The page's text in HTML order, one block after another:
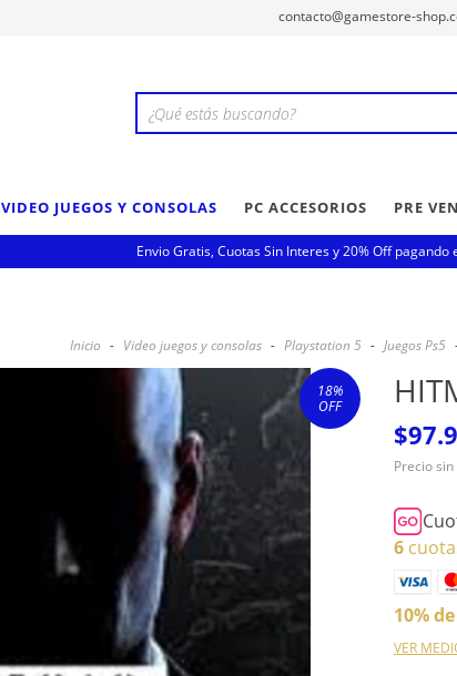
contacto@gamestore-
VIDEO JUEGOS Y CONSOLAS PC ACCESORIOS PRE
Envio Gratis, Cuotas Sin Interes y 20% Off
Inicio - Video juegos y consolas - Playstation 5 - Juegos Ps5
18%
OFF
Precio
6
10%
VER